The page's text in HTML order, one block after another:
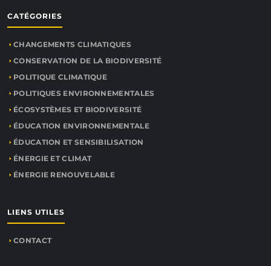
CATÉGORIES
CHANGEMENTS CLIMATIQUES
CONSERVATION DE LA BIODIVERSITÉ
POLITIQUE CLIMATIQUE
POLITIQUES ENVIRONNEMENTALES
ÉCOSYSTÈMES ET BIODIVERSITÉ
ÉDUCATION ENVIRONNEMENTALE
ÉDUCATION ET SENSIBILISATION
ÉNERGIE ET CLIMAT
ÉNERGIE RENOUVELABLE
LIENS UTILES
CONTACT